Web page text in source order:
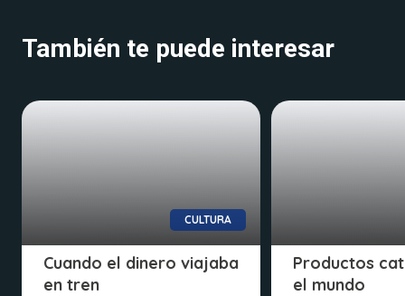
También te puede interesar
CULTURA
Cuando el dinero viajaba
en tren
Productos
el mundo